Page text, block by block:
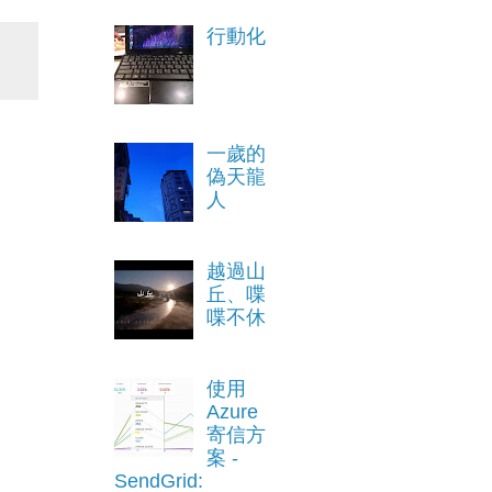
行動化
一歲的
偽天龍
人
越過山
丘、喋
喋不休
使用
Azure
寄信方
案 -
SendGrid: